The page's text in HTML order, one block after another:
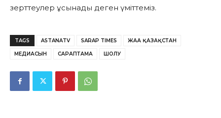
зерттеулер ұсынады деген үміттеміз.
TAGS ASTANATV SARAP TIMES ЖАҢА ҚАЗАҚСТАН
МЕДИАСЫН САРАПТАМА ШОЛУ